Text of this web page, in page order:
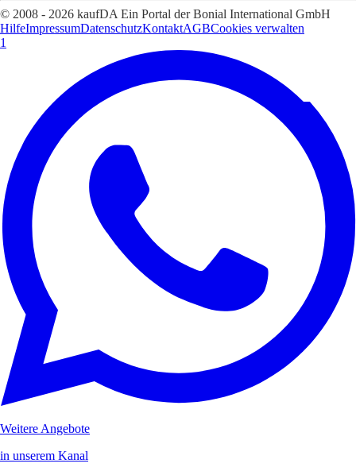
© 2008 - 2026 kaufDA Ein Portal der Bonial International GmbH
HilfeImpressumDatenschutzKontaktAGBCookies verwalten
1
Weitere Angebote
in unserem Kanal